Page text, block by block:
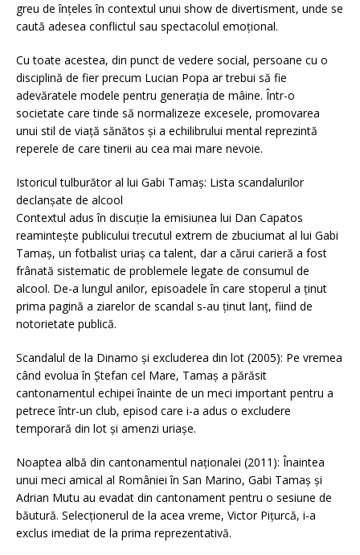
greu de înțeles în contextul unui show de divertisment, unde se
caută adesea conflictul sau spectacolul emoțional.
Cu toate acestea, din punct de vedere social, persoane cu o
disciplină de fier precum Lucian Popa ar trebui să fie
adevăratele modele pentru generația de mâine. Într-o
societate care tinde să normalizeze excesele, promovarea
unui stil de viață sănătos și a echilibrului mental reprezintă
reperele de care tinerii au cea mai mare nevoie.
Istoricul tulburător al lui Gabi Tamaș: Lista scandalurilor
declanșate de alcool
Contextul adus în discuție la emisiunea lui Dan Capatos
reamintește publicului trecutul extrem de zbuciumat al lui Gabi
Tamaș, un fotbalist uriaș ca talent, dar a cărui carieră a fost
frânată sistematic de problemele legate de consumul de
alcool. De-a lungul anilor, episoadele în care stoperul a ținut
prima pagină a ziarelor de scandal s-au ținut lanț, fiind de
notorietate publică.
Scandalul de la Dinamo și excluderea din lot (2005): Pe vremea
când evolua în Ștefan cel Mare, Tamaș a părăsit
cantonamentul echipei înainte de un meci important pentru a
petrece într-un club, episod care i-a adus o excludere
temporară din lot și amenzi uriașe.
Noaptea albă din cantonamentul naționalei (2011): Înaintea
unui meci amical al României în San Marino, Gabi Tamaș și
Adrian Mutu au evadat din cantonament pentru o sesiune de
băutură. Selecționerul de la acea vreme, Victor Pițurcă, i-a
exclus imediat de la prima reprezentativă.